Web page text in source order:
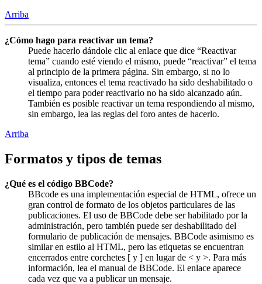
Arriba
¿Cómo hago para reactivar un tema?
Puede hacerlo dándole clic al enlace que dice “Reactivar
tema” cuando esté viendo el mismo, puede “reactivar” el tema
al principio de la primera página. Sin embargo, si no lo
visualiza, entonces el tema reactivado ha sido deshabilitado o
el tiempo para poder reactivarlo no ha sido alcanzado aún.
También es posible reactivar un tema respondiendo al mismo,
sin embargo, lea las reglas del foro antes de hacerlo.
Arriba
Formatos y tipos de temas
¿Qué es el código BBCode?
BBcode es una implementación especial de HTML, ofrece un
gran control de formato de los objetos particulares de las
publicaciones. El uso de BBCode debe ser habilitado por la
administración, pero también puede ser deshabilitado del
formulario de publicación de mensajes. BBCode asimismo es
similar en estilo al HTML, pero las etiquetas se encuentran
encerrados entre corchetes [ y ] en lugar de < y >. Para más
información, lea el manual de BBCode. El enlace aparece
cada vez que va a publicar un mensaje.